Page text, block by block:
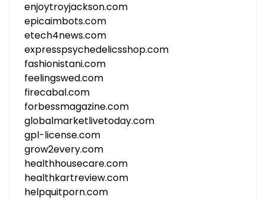
enjoytroyjackson.com
epicaimbots.com
etech4news.com
expresspsychedelicsshop.com
fashionistani.com
feelingswed.com
firecabal.com
forbessmagazine.com
globalmarketlivetoday.com
gpl-license.com
grow2every.com
healthhousecare.com
healthkartreview.com
helpquitporn.com